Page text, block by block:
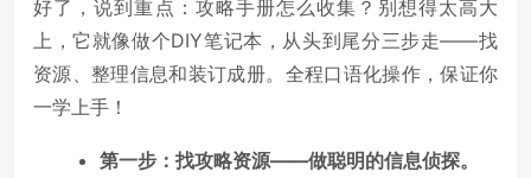
好了，说到重点：攻略手册怎么收集？别想得太高大
上，它就像做个DIY笔记本，从头到尾分三步走——找
资源、整理信息和装订成册。全程口语化操作，保证你
一学上手！
第一步：找攻略资源——做聪明的信息侦探。